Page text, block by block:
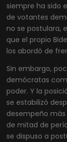
siempre ha sido
de votantes
no se postulara,
que el propio
los abordó de
Sin embargo,
demócratas
poder. Y la
se estabilizó
desempeño
de mitad de
se dispuso a